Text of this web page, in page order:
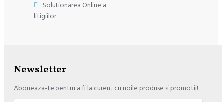
Solutionarea Online a
litigiilor
Newsletter
Aboneaza-te pentru a fi la curent cu noile produse si promotii!